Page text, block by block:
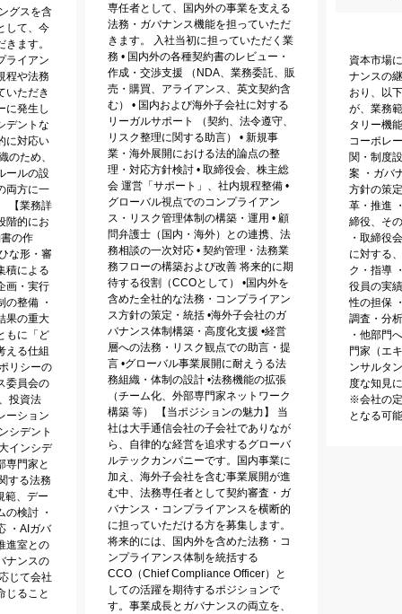
グスを含
して、今
ます。
ライアン
程や法務
いただき
に発生し
デントな
に対応い
のため、
ールの設
両方に一
【業務詳
階的にお
の作
な形・審
積による
画・実行
の整備 ・
果の重大
もに「ど
える仕組
リシーの
委員会の
投資法
ーション
シデント
インシデ
専門家と
する法務
範、デー
の検討 ・
・AIガバ
進室との
ナンスの
じて会社
じること
専任者として、国内外の事業を支える
法務・ガバナンス機能を担っていただ
きます。 入社当初に担っていただく業
務 • 国内外の各種契約書のレビュー・
作成・交渉支援 （NDA、業務委託、販
売・購買、アライアンス、英文契約含
む） • 国内および海外子会社に対する
リーガルサポート （契約、法令遵守、
リスク整理に関する助言） • 新規事
業・海外展開における法的論点の整
理・対応方針検討 • 取締役会、株主総
会 運営「サポート」、社内規程整備 •
グローバル視点でのコンプライアン
ス・リスク管理体制の構築・運用 • 顧
問弁護士（国内・海外）との連携、法
務相談の一次対応 • 契約管理・法務業
務フローの構築および改善 将来的に期
待する役割（CCOとして） •国内外を
含めた全社的な法務・コンプライアン
ス方針の策定・統括 •海外子会社のガ
バナンス体制構築・高度化支援 •経営
層への法務・リスク観点での助言・提
言 •グローバル事業展開に耐えうる法
務組織・体制の設計 •法務機能の拡張
（チーム化、外部専門家ネットワーク
構築 等） 【当ポジションの魅力】 当
社は大手通信会社の子会社でありなが
ら、自律的な経営を追求するグローバ
ルテックカンパニーです。国内事業に
加え、海外子会社を含む事業展開が進
む中、法務専任者として契約審査・ガ
バナンス・コンプライアンスを横断的
に担っていただける方を募集します。
将来的には、国内外を含めた法務・コ
ンプライアンス体制を統括する
CCO（Chief Compliance Officer）と
しての活躍を期待するポジションで
す。事業成長とガバナンスの両立を、
資本市場
ナンスの
おり、以
が、業務
タリー機
コーポレ
関・制度
案 ・ガバ
方針の策
革・推進
締役、そ
・取締役
に対する
ク・指導
役員の実
性の担保
調査・分
・他部門
門家（エ
ンサルタ
度な知見
※会社の
となる可